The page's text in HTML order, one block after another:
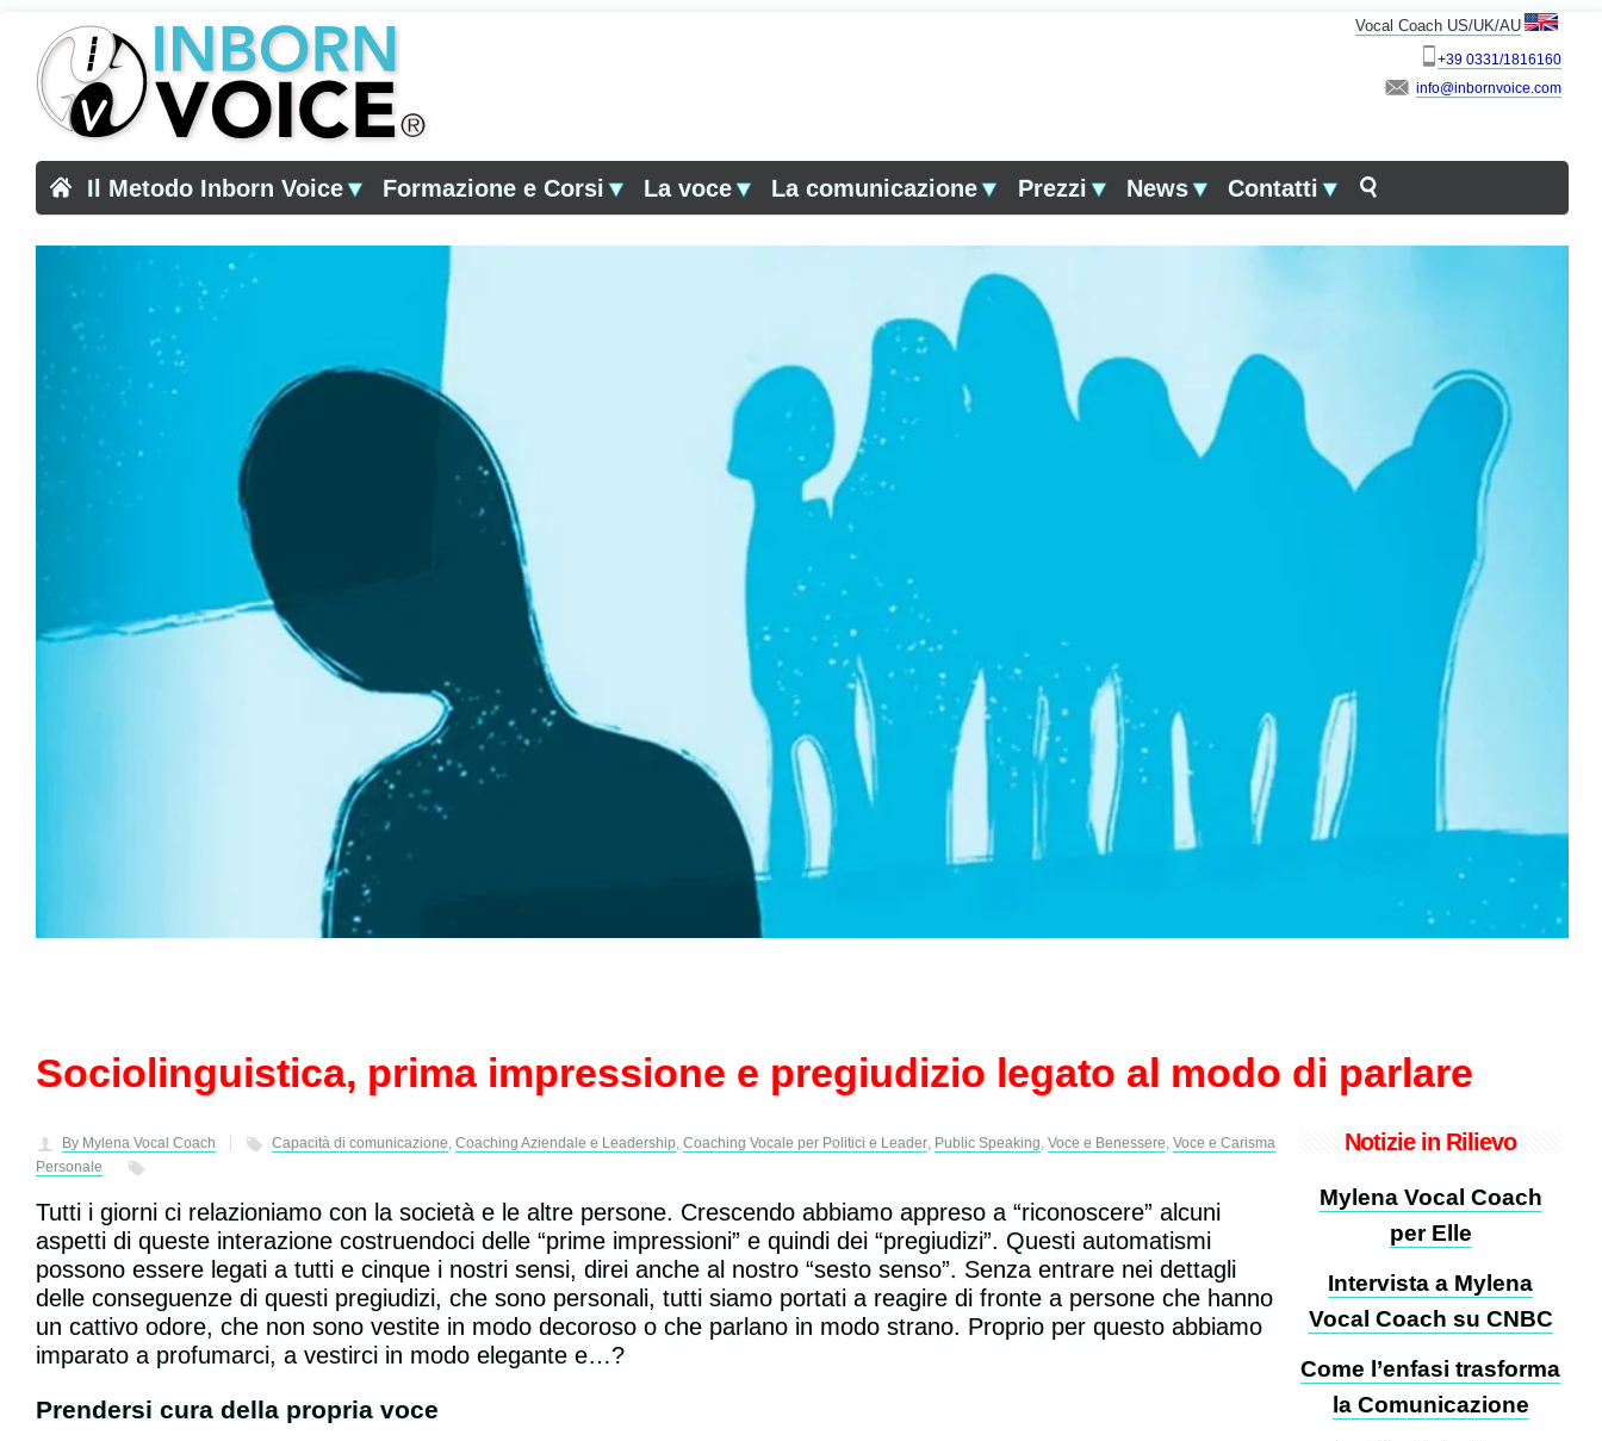
Vocal Coach US/UK/AU
+39 0331/1816160
info
Il Metodo Inborn Voice▼ Formazione e Corsi▼ La voce▼ La comunicazione▼ Prezzi▼ News▼ Contatti▼
Sociolinguistica, prima impressione e pregiudizio legato al modo di parlare
By Mylena Vocal Coach Capacità di comunicazione, Coaching Aziendale e Leadership, Coaching Vocale per Politici e Leader, Public Speaking, Voce e Benessere, Voce e Carisma
Personale
Tutti i giorni ci relazioniamo con la società e le altre persone. Crescendo abbiamo appreso a “riconoscere” alcuni
aspetti di queste interazione costruendoci delle “prime impressioni” e quindi dei “pregiudizi”. Questi automatismi
possono essere legati a tutti e cinque i nostri sensi, direi anche al nostro “sesto senso”. Senza entrare nei dettagli
delle conseguenze di questi pregiudizi, che sono personali, tutti siamo portati a reagire di fronte a persone che hanno
un cattivo odore, che non sono vestite in modo decoroso o che parlano in modo strano. Proprio per questo abbiamo
imparato a profumarci, a vestirci in modo elegante e…?
Prendersi cura della propria voce
Notizie in Rilievo
Mylena Vocal Coach
per Elle
Intervista a Mylena
Vocal Coach su CNBC
Come l’enfasi trasforma
la Comunicazione